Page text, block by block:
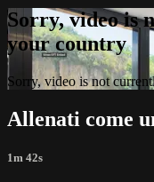
Sorry, video is
your country
Sorry, video is not
Allenati come
1m 42s